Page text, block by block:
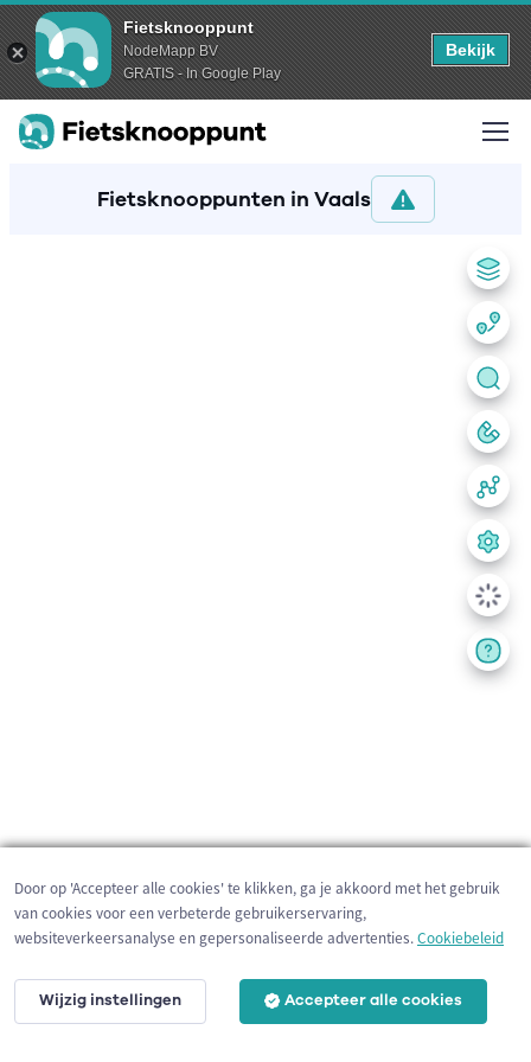
Fietsknooppunt
NodeMapp BV
GRATIS - In Google Play
Bekijk
Fietsknooppunten in Vaals
1 km
Door op 'Accepteer alle cookies' te klikken, ga je akkoord met het gebruik
van cookies voor een verbeterde gebruikerservaring,
websiteverkeersanalyse en gepersonaliseerde advertenties.Cookiebeleid
Wijzig instellingen Accepteer alle cookies